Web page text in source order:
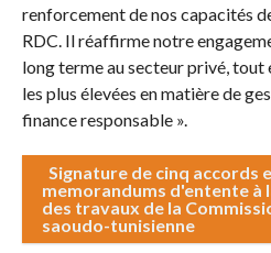
renforcement de nos capacités
RDC. Il réaffirme notre
long terme au secteur privé, tout
les plus élevées en matière de
finance responsable ».
Signature de cinq accords
memorandums d'entente à
des travaux de la
saoudo-tunisienne